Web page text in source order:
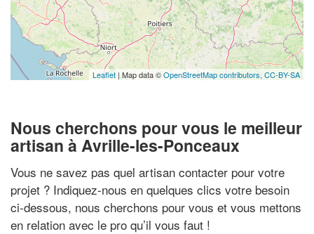
Leaflet | Map data ©OpenStreetMap contributors, CC-BY-SA
Nous cherchons pour vous le meilleur
artisan à Avrille-les-Ponceaux
Vous ne savez pas quel artisan contacter pour votre
projet ? Indiquez-nous en quelques clics votre besoin
ci-dessous, nous cherchons pour vous et vous mettons
en relation avec le pro qu’il vous faut !